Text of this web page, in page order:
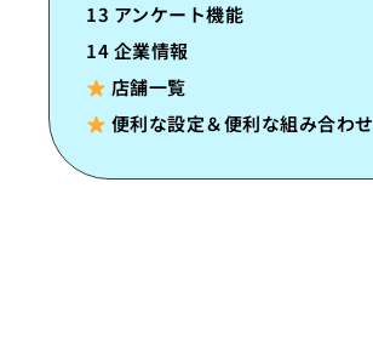
13 アンケート機能
14 企業情報
店舗一覧
便利な設定＆便利な組み合わせ